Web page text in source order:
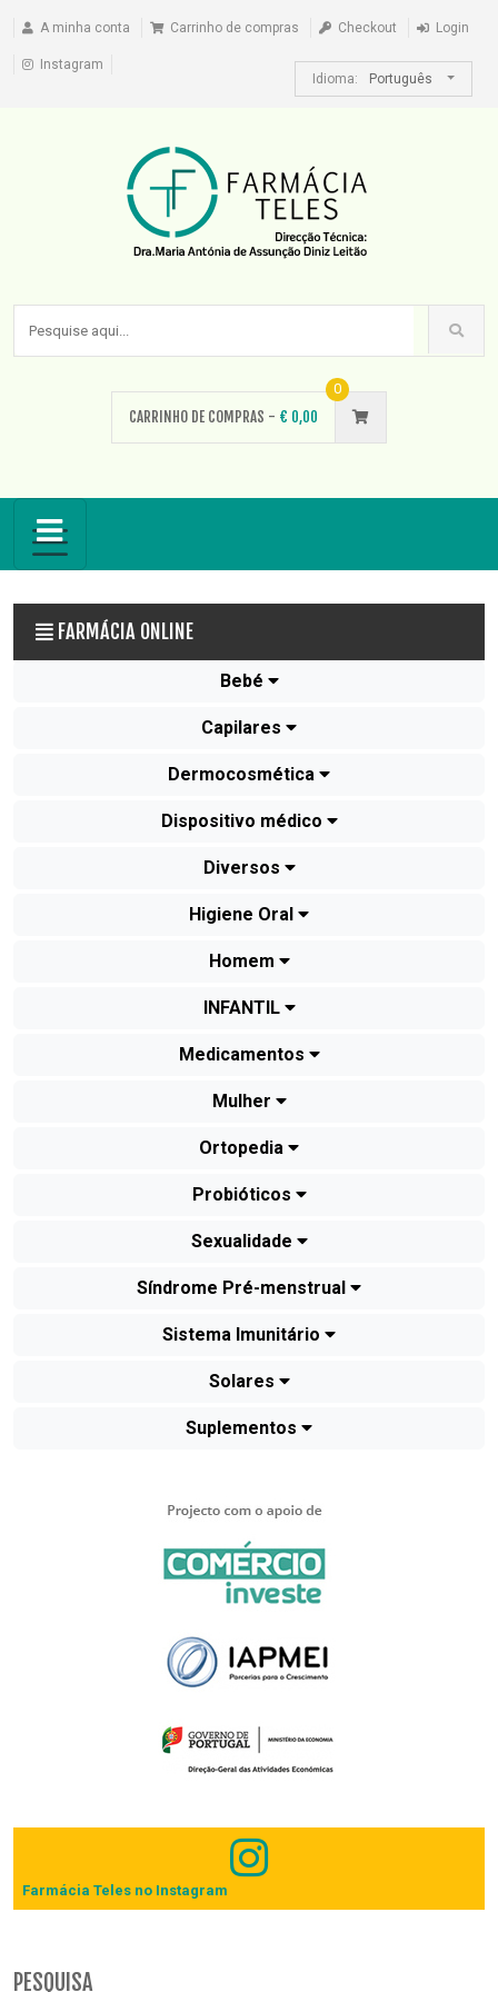
A minha conta Carrinho de compras Checkout Login
Instagram
Idioma:
Português
CARRINHO DE COMPRAS - € 0,00
0
FARMÁCIA ONLINE
Bebé
Capilares
Dermocosmética
Dispositivo médico
Diversos
Higiene Oral
Homem
INFANTIL
Medicamentos
Mulher
Ortopedia
Probióticos
Sexualidade
Síndrome Pré-menstrual
Sistema Imunitário
Solares
Suplementos
Farmácia Teles no Instagram
PESQUISA